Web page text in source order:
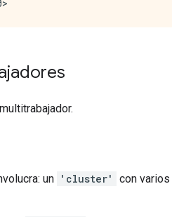
un 'cluster'
con